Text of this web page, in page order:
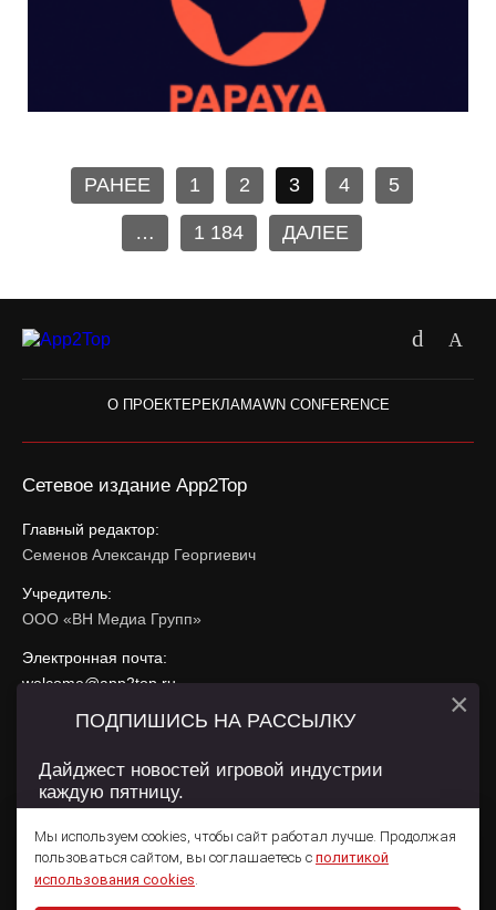
РАНЕЕ 1 2 3 4 5
… 1 184 ДАЛЕЕ
О ПРОЕКТЕРЕКЛАМАWN CONFERENCE
Сетевое издание App2Top
Главный редактор:
Семенов Александр Георгиевич
Учредитель:
ООО «ВН Медиа Групп»
Электронная почта:
welcome@app2top.ru
При использовании материалов активная ссылка на
Сайт использует IP адреса, cookie, данные геолокации
использования содержатся вПолитике конфиденциальностии
Пользовательском соглашении .
Мы используем cookies, чтобы сайт работал лучше. Продолжая
пользоваться сайтом, вы соглашаетесь с политикой
использования cookies.
ПОДПИШИСЬ НА РАССЫЛКУ
Дайджест новостей игровой индустрии
каждую пятницу.
×